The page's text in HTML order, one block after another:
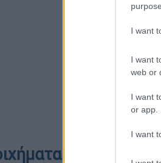
I want
I want
web or
I want
or app.
I want
βγάζουν την